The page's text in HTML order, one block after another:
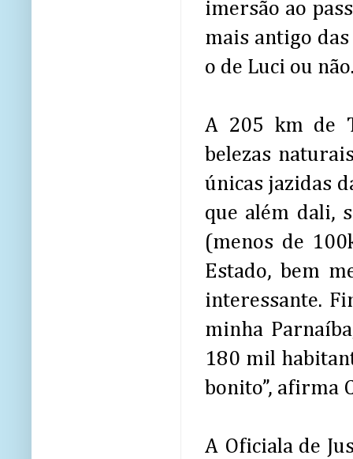
imersão ao
mais antigo
o de Luci ou
A 205 km de
belezas
únicas jazidas
que além dali,
(menos de
Estado, bem
interessante.
minha
180 mil
bonito”, afirma
A Oficiala de